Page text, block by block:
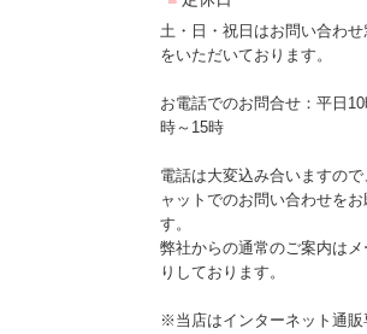
土・日・祝日はお問い合わ
をいただいております。
お電話でのお問合せ：平日
時～15時
電話は大変込み合いますの
ャットでのお問い合わせをお
す。
弊社からの通常のご案内は
りしております。
※当店はインターネット通販